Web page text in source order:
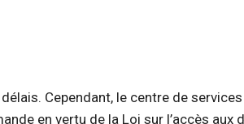
Cependant, le centre de
en vertu de la Loi sur l’accès aux